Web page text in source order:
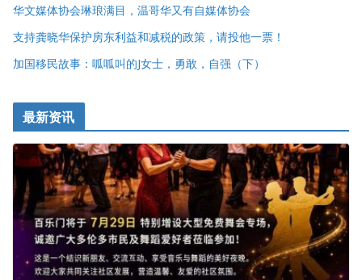
华文媒体协会琳琅满目，温哥华又有自媒体协会
支持龚晓华保护房东利益和减税的政策，请投他一票！
加国移民故事：呱呱叫的J女士，勇敢，自强（下）
最新资讯